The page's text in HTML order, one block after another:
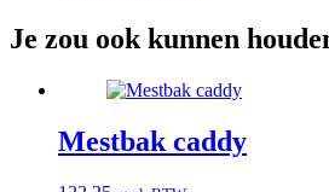
Je zou ook kunnen
Mestbak caddy